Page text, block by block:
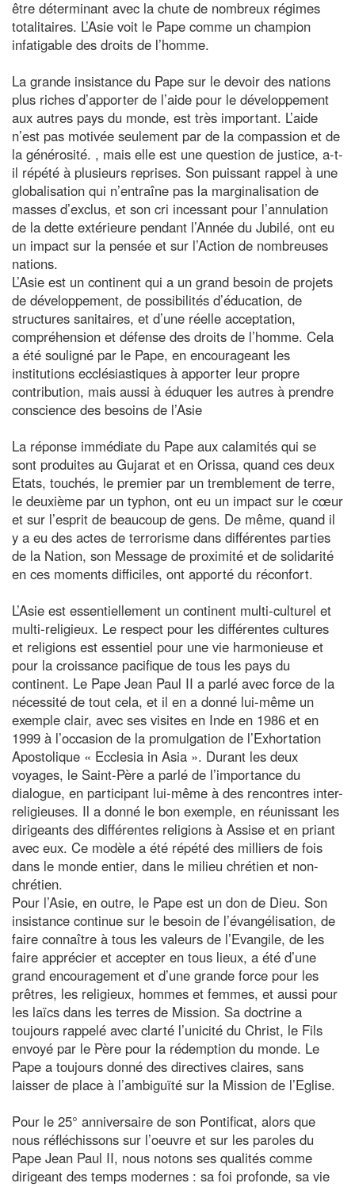
être déterminant avec la chute de nombreux régimes
totalitaires. L’Asie voit le Pape comme un champion
infatigable des droits de l’homme.
La grande insistance du Pape sur le devoir des nations
plus riches d’apporter de l’aide pour le développement
aux autres pays du monde, est très important. L’aide
n’est pas motivée seulement par de la compassion et de
la générosité. , mais elle est une question de justice, a-t-
il répété à plusieurs reprises. Son puissant rappel à une
globalisation qui n’entraîne pas la marginalisation de
masses d’exclus, et son cri incessant pour l’annulation
de la dette extérieure pendant l’Année du Jubilé, ont eu
un impact sur la pensée et sur l’Action de nombreuses
nations.
L’Asie est un continent qui a un grand besoin de projets
de développement, de possibilités d’éducation, de
structures sanitaires, et d’une réelle acceptation,
compréhension et défense des droits de l’homme. Cela
a été souligné par le Pape, en encourageant les
institutions ecclésiastiques à apporter leur propre
contribution, mais aussi à éduquer les autres à prendre
conscience des besoins de l’Asie
La réponse immédiate du Pape aux calamités qui se
sont produites au Gujarat et en Orissa, quand ces deux
Etats, touchés, le premier par un tremblement de terre,
le deuxième par un typhon, ont eu un impact sur le cœur
et sur l’esprit de beaucoup de gens. De même, quand il
y a eu des actes de terrorisme dans différentes parties
de la Nation, son Message de proximité et de solidarité
en ces moments difficiles, ont apporté du réconfort.
L’Asie est essentiellement un continent multi-culturel et
multi-religieux. Le respect pour les différentes cultures
et religions est essentiel pour une vie harmonieuse et
pour la croissance pacifique de tous les pays du
continent. Le Pape Jean Paul II a parlé avec force de la
nécessité de tout cela, et il en a donné lui-même un
exemple clair, avec ses visites en Inde en 1986 et en
1999 à l’occasion de la promulgation de l’Exhortation
Apostolique « Ecclesia in Asia ». Durant les deux
voyages, le Saint-Père a parlé de l’importance du
dialogue, en participant lui-même à des rencontres inter-
religieuses. Il a donné le bon exemple, en réunissant les
dirigeants des différentes religions à Assise et en priant
avec eux. Ce modèle a été répété des milliers de fois
dans le monde entier, dans le milieu chrétien et non-
chrétien.
Pour l’Asie, en outre, le Pape est un don de Dieu. Son
insistance continue sur le besoin de l’évangélisation, de
faire connaître à tous les valeurs de l’Evangile, de les
faire apprécier et accepter en tous lieux, a été d’une
grand encouragement et d’une grande force pour les
prêtres, les religieux, hommes et femmes, et aussi pour
les laïcs dans les terres de Mission. Sa doctrine a
toujours rappelé avec clarté l’unicité du Christ, le Fils
envoyé par le Père pour la rédemption du monde. Le
Pape a toujours donné des directives claires, sans
laisser de place à l’ambiguïté sur la Mission de l’Eglise.
Pour le 25° anniversaire de son Pontificat, alors que
nous réfléchissons sur l’oeuvre et sur les paroles du
Pape Jean Paul II, nous notons ses qualités comme
dirigeant des temps modernes : sa foi profonde, sa vie